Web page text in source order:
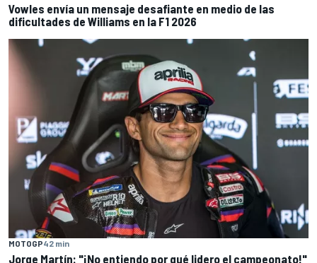
Vowles envía un mensaje desafiante en medio de las
dificultades de Williams en la F1 2026
MOTOGP42 min
Jorge Martín: "¡No entiendo por qué lidero el campeonato!"